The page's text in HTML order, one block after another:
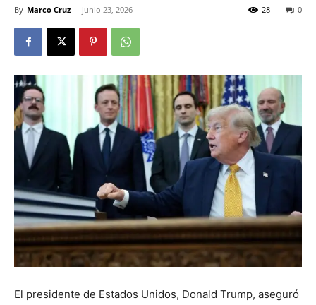
By Marco Cruz - junio 23, 2026 0
28
El presidente de Estados Unidos, Donald Trump, aseguró